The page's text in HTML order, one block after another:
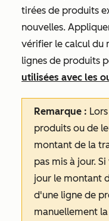
tirées de produits
nouvelles.
vérifier le calcul du
lignes de produits
utilisées avec les
Remarque :
produits ou de
montant de la
pas mis à jour.
jour le montant
d'une ligne de
manuellement